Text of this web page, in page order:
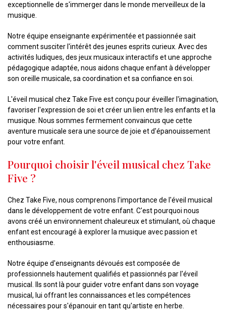
exceptionnelle de s'immerger dans le monde merveilleux de la
musique.
Notre équipe enseignante expérimentée et passionnée sait
comment susciter l'intérêt des jeunes esprits curieux. Avec des
activités ludiques, des jeux musicaux interactifs et une approche
pédagogique adaptée, nous aidons chaque enfant à développer
son oreille musicale, sa coordination et sa confiance en soi.
L'éveil musical chez Take Five est conçu pour éveiller l'imagination,
favoriser l'expression de soi et créer un lien entre les enfants et la
musique. Nous sommes fermement convaincus que cette
aventure musicale sera une source de joie et d'épanouissement
pour votre enfant.
Pourquoi choisir l'éveil musical chez Take
Five ?
Chez Take Five, nous comprenons l'importance de l'éveil musical
dans le développement de votre enfant. C'est pourquoi nous
avons créé un environnement chaleureux et stimulant, où chaque
enfant est encouragé à explorer la musique avec passion et
enthousiasme.
Notre équipe d'enseignants dévoués est composée de
professionnels hautement qualifiés et passionnés par l'éveil
musical. Ils sont là pour guider votre enfant dans son voyage
musical, lui offrant les connaissances et les compétences
nécessaires pour s'épanouir en tant qu'artiste en herbe.